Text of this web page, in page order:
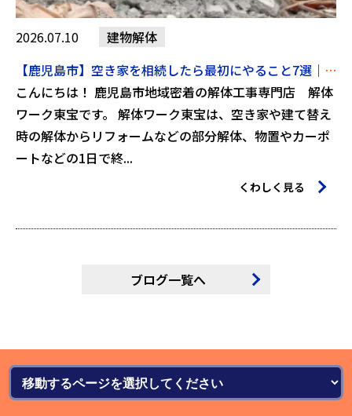
2026.07.10
建物解体
【鹿児島市】空き家を相続したら最初にやること7選｜放置する前に知っておきたいポイント【2026年7月10日】
こんにちは！ 鹿児島市地域密着の解体工事専門店 解体
ワーク東宝です。 解体ワーク東宝は、空き家や建て替え
時の解体からリフォームなどの部分解体、物置やカーポ
ートなどの1日で終...
くわしく見る
ブログ一覧へ